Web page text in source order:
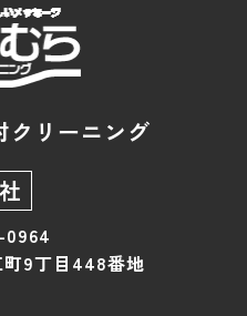
クリーニング
0964
9丁目448番地